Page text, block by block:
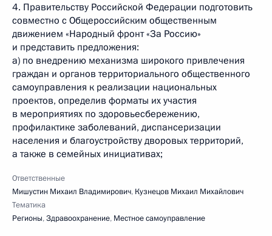
4. Правительству Российской Федерации подготовить
совместно с Общероссийским общественным
движением «Народный фронт «За Россию»
и представить предложения:
а) по внедрению механизма широкого привлечения
граждан и органов территориального общественного
самоуправления к реализации национальных
проектов, определив форматы их участия
в мероприятиях по здоровьесбережению,
профилактике заболеваний, диспансеризации
населения и благоустройству дворовых территорий,
а также в семейных инициативах;
Ответственные
Мишустин Михаил Владимирович, Кузнецов Михаил Михайлович
Тематика
Регионы,Здравоохранение, Местное самоуправление